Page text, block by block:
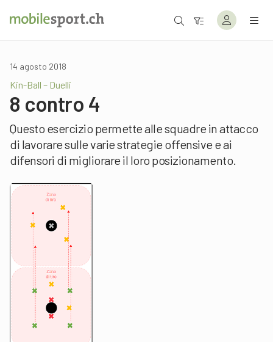
14 agosto 2018
Kin-Ball – Duelli
8 contro 4
Questo esercizio permette alle squadre in attacco
di lavorare sulle varie strategie offensive e ai
difensori di migliorare il loro posizionamento.